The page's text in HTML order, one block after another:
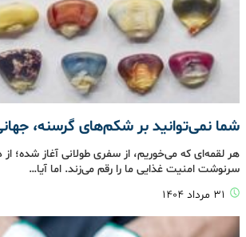
شما نمی‌توانید بر شکم‌های گرسنه،
هر لقمه‌ای که می‌خوریم، از سفری طولانی آغاز شده؛
سرنوشت امنیت غذایی ما را رقم می‌زند. اما آیا…